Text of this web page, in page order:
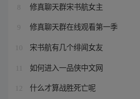
8 修真聊天群宋书航女主
9 修真聊天群在线观看第一季
10 宋书航有几个绯闻女友
如何进入一品侠中文网
12 什么才算战胜死亡呢